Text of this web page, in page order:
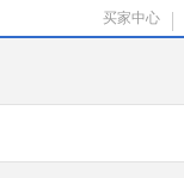
买家中心